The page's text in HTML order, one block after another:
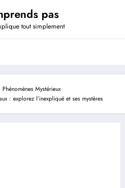
pas
tout simplement
Phénomènes Mystérieux
: explorez l’inexpliqué et ses mystères